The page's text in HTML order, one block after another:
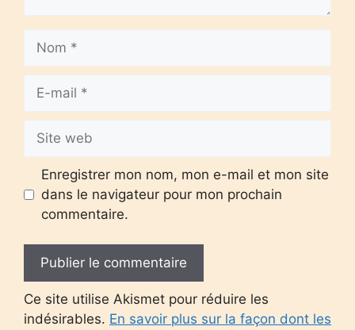
mail
web
Enregistrer mon nom, mon e-mail et mon site
dans le navigateur pour mon prochain
commentaire.
Ce site utilise Akismet pour réduire les
indésirables. En savoir plus sur la façon dont les